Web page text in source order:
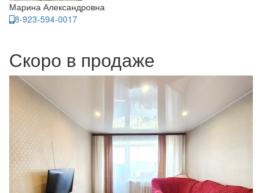
Марина Александровна
8-923-594-0017
Скоро в продаже